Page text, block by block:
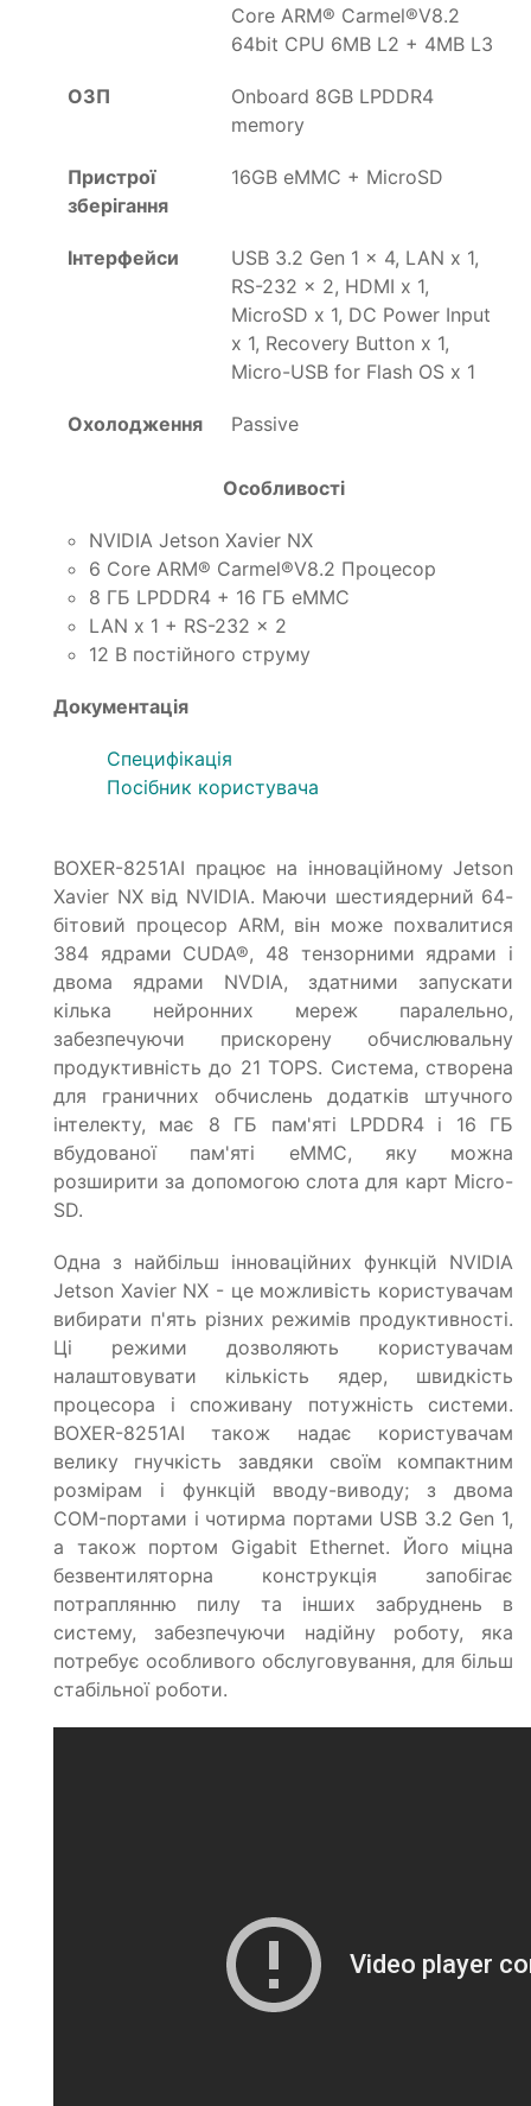
Core ARM® Carmel®V8.2
64bit CPU 6MB L2 + 4MB L3
ОЗП
Onboard 8GB LPDDR4
memory
Пристрої
зберігання
16GB eMMC + MicroSD
Інтерфейси
USB 3.2 Gen 1 x 4, LAN x 1,
RS-232 x 2, HDMI x 1,
MicroSD x 1, DC Power Input
x 1, Recovery Button x 1,
Micro-USB for Flash OS x 1
Охолодження Passive
Особливості
NVIDIA Jetson Xavier NX
6 Core ARM® Carmel®V8.2 Процесор
8 ГБ LPDDR4 + 16 ГБ eMMC
LAN x 1 + RS-232 x 2
12 В постійного струму
Документація
Специфікація
Посібник користувача
BOXER-8251AI працює на інноваційному Jetson
Xavier NX від NVIDIA. Маючи шестиядерний 64-
бітовий процесор ARM, він може похвалитися
384 ядрами CUDA®, 48 тензорними ядрами і
двома ядрами NVDIA, здатними запускати
кілька нейронних мереж паралельно,
забезпечуючи прискорену обчислювальну
продуктивність до 21 TOPS. Система, створена
для граничних обчислень додатків штучного
інтелекту, має 8 ГБ пам'яті LPDDR4 і 16 ГБ
вбудованої пам'яті eMMC, яку можна
розширити за допомогою слота для карт Micro-
SD.
Одна з найбільш інноваційних функцій NVIDIA
Jetson Xavier NX - це можливість користувачам
вибирати п'ять різних режимів продуктивності.
Ці режими дозволяють користувачам
налаштовувати кількість ядер, швидкість
процесора і споживану потужність системи.
BOXER-8251AI також надає користувачам
велику гнучкість завдяки своїм компактним
розмірам і функцій вводу-виводу; з двома
COM-портами і чотирма портами USB 3.2 Gen 1,
а також портом Gigabit Ethernet. Його міцна
безвентиляторна конструкція запобігає
потраплянню пилу та інших забруднень в
систему, забезпечуючи надійну роботу, яка
потребує особливого обслуговування, для більш
стабільної роботи.